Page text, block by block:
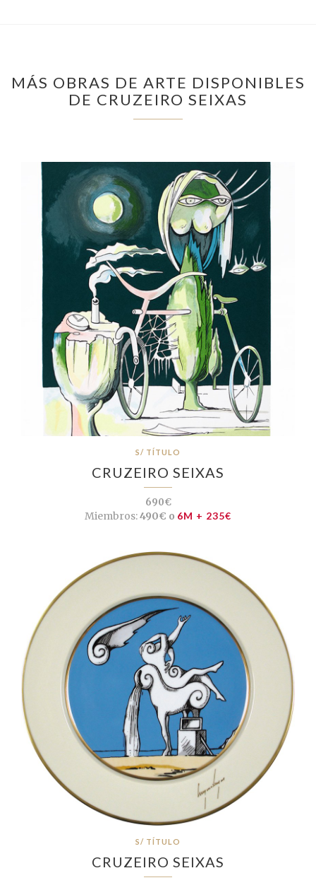
MÁS OBRAS DE ARTE DISPONIBLES
DE CRUZEIRO SEIXAS
S/ TÍTULO
CRUZEIRO SEIXAS
690€
Miembros:490€ o 6M + 235€
S/ TÍTULO
CRUZEIRO SEIXAS